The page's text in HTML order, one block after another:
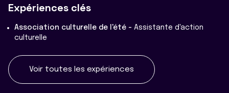
Expériences clés
Association culturelle de l'été - Assistante d'action
culturelle
Voir toutes les expériences